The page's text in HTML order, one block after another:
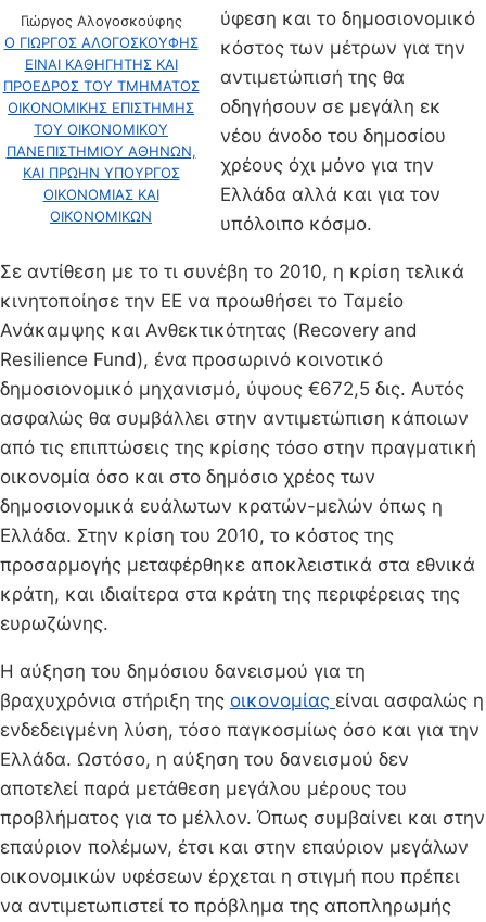
Γιώργος Αλογοσκούφης
Ο ΓΙΩΡΓΟΣ ΑΛΟΓΟΣΚΟΥΦΗΣ
ΕΙΝΑΙ ΚΑΘΗΓΗΤΗΣ ΚΑΙ
ΠΡΟΕΔΡΟΣ ΤΟΥ ΤΜΗΜΑΤΟΣ
ΟΙΚΟΝΟΜΙΚΗΣ ΕΠΙΣΤΗΜΗΣ
ΤΟΥ ΟΙΚΟΝΟΜΙΚΟΥ
ΠΑΝΕΠΙΣΤΗΜΙΟΥ ΑΘΗΝΩΝ,
ΚΑΙ ΠΡΩΗΝ ΥΠΟΥΡΓΟΣ
ΟΙΚΟΝΟΜΙΑΣ ΚΑΙ
ΟΙΚΟΝΟΜΙΚΩΝ
ύφεση και το δημοσιονομικό
κόστος των μέτρων για την
αντιμετώπισή της θα
οδηγήσουν σε μεγάλη εκ
νέου άνοδο του δημοσίου
χρέους όχι μόνο για την
Ελλάδα αλλά και για τον
υπόλοιπο κόσμο.
Σε αντίθεση με το τι συνέβη το 2010, η κρίση τελικά
κινητοποίησε την ΕΕ να προωθήσει το Ταμείο
Ανάκαμψης και Ανθεκτικότητας (Recovery and
Resilience Fund), ένα προσωρινό κοινοτικό
δημοσιονομικό μηχανισμό, ύψους €672,5 δις. Αυτός
ασφαλώς θα συμβάλλει στην αντιμετώπιση κάποιων
από τις επιπτώσεις της κρίσης τόσο στην πραγματική
οικονομία όσο και στο δημόσιο χρέος των
δημοσιονομικά ευάλωτων κρατών-μελών όπως η
Ελλάδα. Στην κρίση του 2010, το κόστος της
προσαρμογής μεταφέρθηκε αποκλειστικά στα εθνικά
κράτη, και ιδιαίτερα στα κράτη της περιφέρειας της
ευρωζώνης.
Η αύξηση του δημόσιου δανεισμού για τη
βραχυχρόνια στήριξη της οικονομίας είναι ασφαλώς η
ενδεδειγμένη λύση, τόσο παγκοσμίως όσο και για την
Ελλάδα. Ωστόσο, η αύξηση του δανεισμού δεν
αποτελεί παρά μετάθεση μεγάλου μέρους του
προβλήματος για το μέλλον. Όπως συμβαίνει και στην
επαύριον πολέμων, έτσι και στην επαύριον μεγάλων
οικονομικών υφέσεων έρχεται η στιγμή που πρέπει
να αντιμετωπιστεί το πρόβλημα της αποπληρωμής